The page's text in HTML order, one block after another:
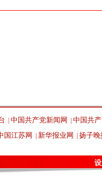
中国共产党新闻网
中国共
国江苏网
新华报业网 扬子晚